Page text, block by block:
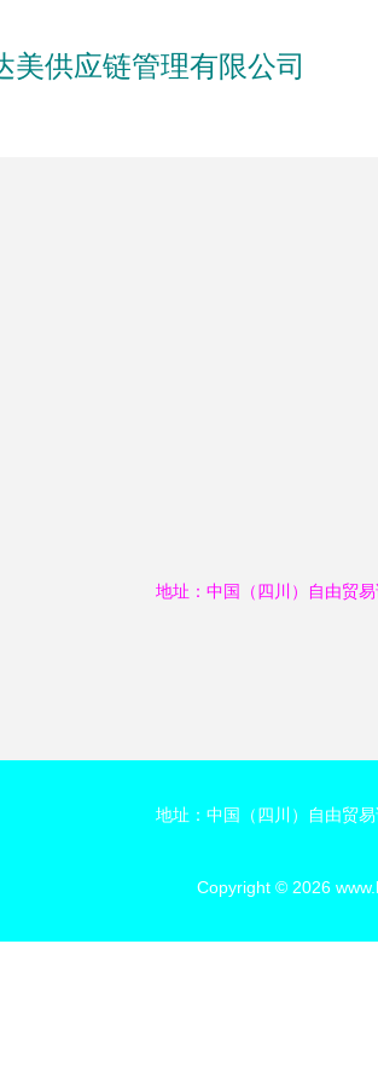
美供应链管理有限公司
地址：中国（四川）自由贸
地址：中国（四川）自由贸
Copyright © 2026